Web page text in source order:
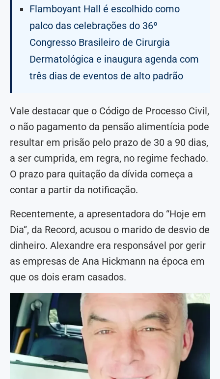
Flamboyant Hall é escolhido como
palco das celebrações do 36º
Congresso Brasileiro de Cirurgia
Dermatológica e inaugura agenda com
três dias de eventos de alto padrão
Vale destacar que o Código de Processo Civil,
o não pagamento da pensão alimentícia pode
resultar em prisão pelo prazo de 30 a 90 dias,
a ser cumprida, em regra, no regime fechado.
O prazo para quitação da dívida começa a
contar a partir da notificação.
Recentemente, a apresentadora do “Hoje em
Dia”, da Record, acusou o marido de desvio de
dinheiro. Alexandre era responsável por gerir
as empresas de Ana Hickmann na época em
que os dois eram casados.